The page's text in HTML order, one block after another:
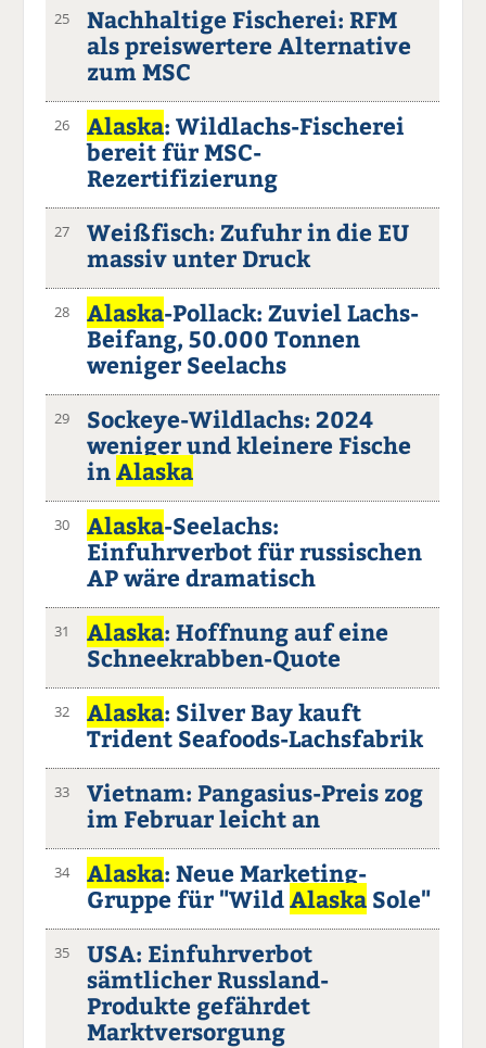
25
Nachhaltige Fischerei: RFM
als preiswertere Alternative
zum MSC
26 Alaska: Wildlachs-Fischerei
bereit für MSC-
Rezertifizierung
27
Weißfisch: Zufuhr in die EU
massiv unter Druck
28 Alaska-Pollack: Zuviel Lachs-
Beifang, 50.000 Tonnen
weniger Seelachs
29
Sockeye-Wildlachs: 2024
weniger und kleinere Fische
inAlaska
30 Alaska-Seelachs:
Einfuhrverbot für russischen
AP wäre dramatisch
31 Alaska: Hoffnung auf eine
Schneekrabben-Quote
32 Alaska: Silver Bay kauft
Trident Seafoods-Lachsfabrik
33
Vietnam: Pangasius-Preis zog
im Februar leicht an
34 Alaska: Neue Marketing-
Gruppe für "WildAlaska Sole"
35
USA: Einfuhrverbot
sämtlicher Russland-
Produkte gefährdet
Marktversorgung